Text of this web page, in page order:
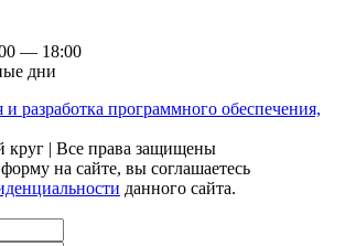
— 18:00
дни
разработка программного обеспечения,
| Все права защищены
на сайте, вы соглашаетесь
данного сайта.